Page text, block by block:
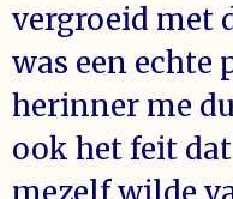
vergroeid met
was een echte
herinner me
ook het feit